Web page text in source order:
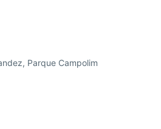
Parque Campolim